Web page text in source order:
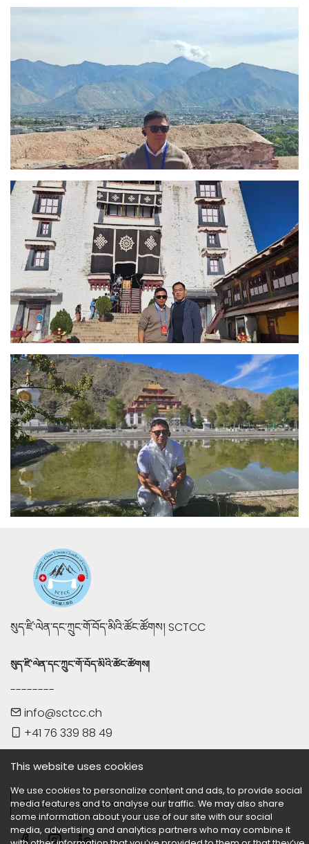
སུད་ཛི་ལེན་དང་ཀྲུང་གོ་བོད་མིའི་ཚོང་ཚོགས། SCTCC
སུད་ཛི་ལེན་དང་ཀྲུང་གོ་བོད་མིའི་ཚོང་ཚོགས།
--------
info@sctcc.ch
+41 76 339 88 49
Subscribe to our newsletter
This website uses cookies
We use cookies to personalize content and ads, to provide social
media features and to analyse our traffic. We may also share
some information about your use of our site with our social
media, advertising and analytics partners who may combine it